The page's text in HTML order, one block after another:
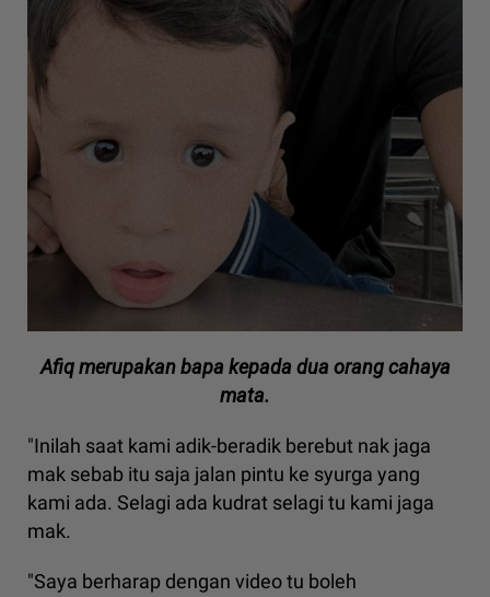
Afiq merupakan bapa kepada dua orang cahaya
mata.
"Inilah saat kami adik-beradik berebut nak jaga
mak sebab itu saja jalan pintu ke syurga yang
kami ada. Selagi ada kudrat selagi tu kami jaga
mak.
"Saya berharap dengan video tu boleh